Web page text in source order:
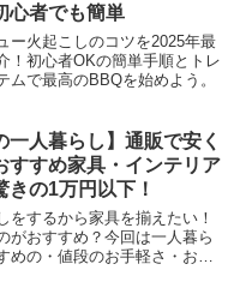
心者でも簡単
ー火起こしのコツを2025年最
！初心者OKの簡単手順とトレ
ムで最高のBBQを始めよう。
一人暮らし】通販で安く
すすめ家具・インテリア
きの1万円以下！
をするから家具を揃えたい！
がおすすめ？今回は一人暮ら
めの・値段のお手軽さ・お掃